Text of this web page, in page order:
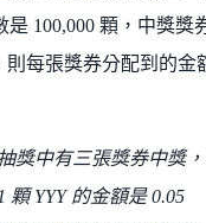
100,000 顆，中獎獎
則每張獎券分配到的金
獎中有三張獎券中獎
顆 YYY 的金額是 0.05